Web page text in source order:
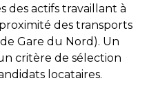
des actifs travaillant à
des transports
Gare du Nord). Un
critère de sélection
locataires.